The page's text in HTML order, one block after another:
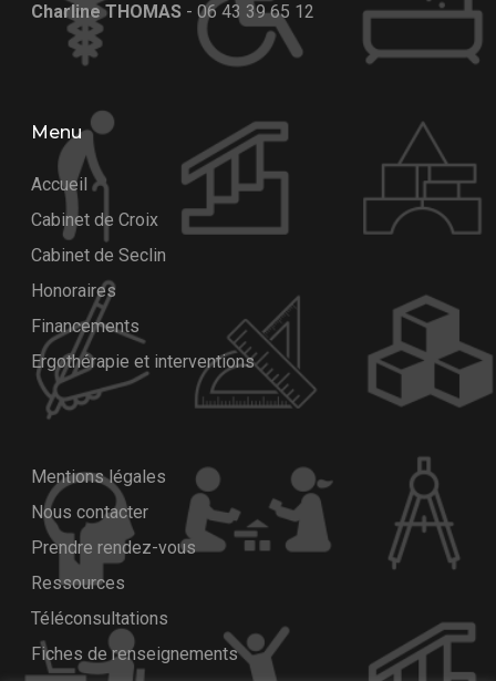
Charline THOMAS - 06 43 39 65 12
Menu
Accueil
Cabinet de Croix
Cabinet de Seclin
Honoraires
Financements
Ergothérapie et interventions
Mentions légales
Nous contacter
Prendre rendez-vous
Ressources
Téléconsultations
Fiches de renseignements